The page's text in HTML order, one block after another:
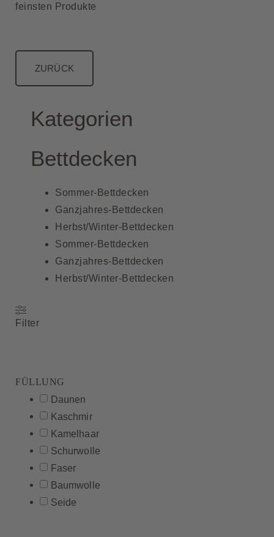
feinsten Produkte
ZURÜCK
Kategorien
Bettdecken
Sommer-Bettdecken
Ganzjahres-Bettdecken
Herbst/Winter-Bettdecken
Sommer-Bettdecken
Ganzjahres-Bettdecken
Herbst/Winter-Bettdecken
Filter
FÜLLUNG
Daunen
Kaschmir
Kamelhaar
Schurwolle
Faser
Baumwolle
Seide